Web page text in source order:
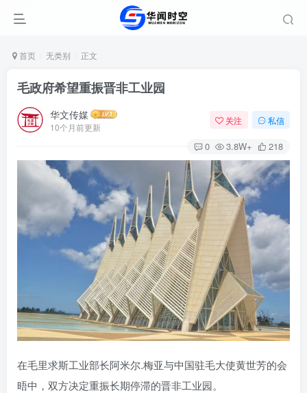
首页 无类别 正文
毛政府希望重振晋非工业园
华文传媒
10个月前更新
关注 私信
0 3.8W+ 218
在毛里求斯工业部长阿米尔.梅亚与中国驻毛大使黄世芳的会
晤中，双方决定重振长期停滞的晋非工业园。